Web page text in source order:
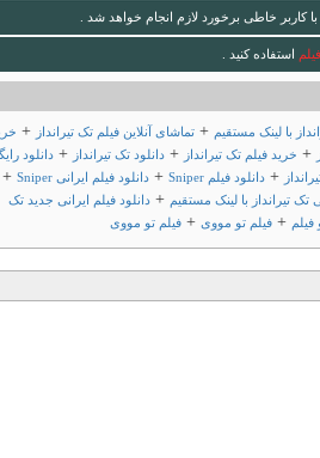
کاربر خاطی برخورد لازم انجام خواهد شد .
استفاده کنید .
با لینک مستقیم+ تماشای آنلاین فیلم تک‌ تیرانداز +
+ خرید فیلم تک‌ تیرانداز + دانلود تک‌ تیرانداز + دانلود
+ دانلود فیلم Sniper + دانلود فیلم ایرانی Sniper +
تک‌ تیرانداز با لینک مستقیم+ دانلود فیلم ایرانی جدید تک‌
فیلم+ فیلم تو مووی+ فیلم تو مووی